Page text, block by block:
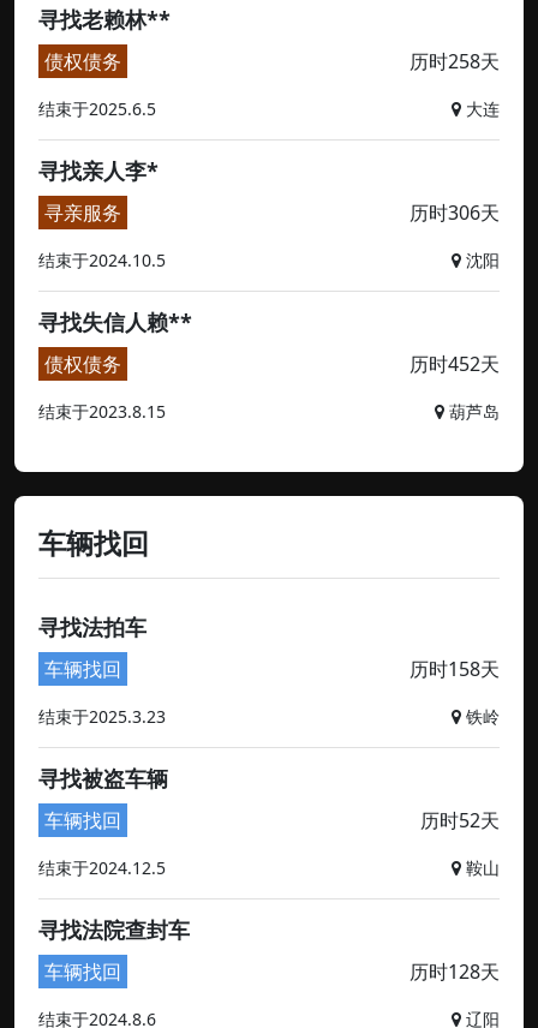
寻找老赖林**
债权债务 历时258天
结束于2025.6.5 大连
寻找亲人李*
寻亲服务 历时306天
结束于2024.10.5 沈阳
寻找失信人赖**
债权债务 历时452天
结束于2023.8.15 葫芦岛
车辆找回
寻找法拍车
车辆找回 历时158天
结束于2025.3.23 铁岭
寻找被盗车辆
车辆找回 历时52天
结束于2024.12.5 鞍山
寻找法院查封车
车辆找回 历时128天
结束于2024.8.6 辽阳